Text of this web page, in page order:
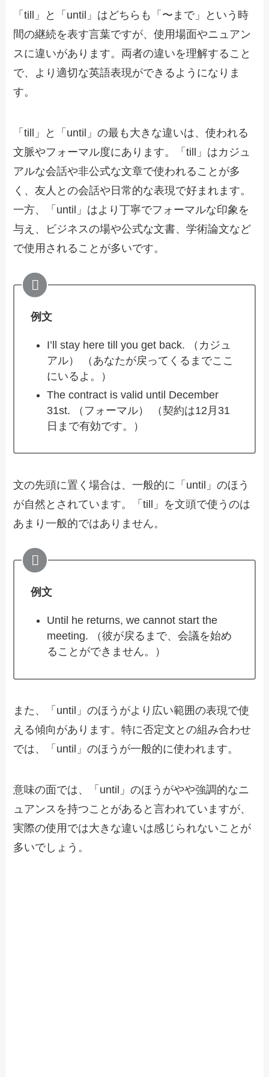
「till」と「until」はどちらも「〜まで」という時
間の継続を表す言葉ですが、使用場面やニュアン
スに違いがあります。両者の違いを理解すること
で、より適切な英語表現ができるようになりま
す。
「till」と「until」の最も大きな違いは、使われる
文脈やフォーマル度にあります。「till」はカジュ
アルな会話や非公式な文章で使われることが多
く、友人との会話や日常的な表現で好まれます。
一方、「until」はより丁寧でフォーマルな印象を
与え、ビジネスの場や公式な文書、学術論文など
で使用されることが多いです。
例文
I’ll stay here till you get back. （カジュ
アル） （あなたが戻ってくるまでここ
にいるよ。）
The contract is valid until December
31st. （フォーマル） （契約は12月31
日まで有効です。）
文の先頭に置く場合は、一般的に「until」のほう
が自然とされています。「till」を文頭で使うのは
あまり一般的ではありません。
例文
Until he returns, we cannot start the
meeting. （彼が戻るまで、会議を始め
ることができません。）
また、「until」のほうがより広い範囲の表現で使
える傾向があります。特に否定文との組み合わせ
では、「until」のほうが一般的に使われます。
意味の面では、「until」のほうがやや強調的なニ
ュアンスを持つことがあると言われていますが、
実際の使用では大きな違いは感じられないことが
多いでしょう。